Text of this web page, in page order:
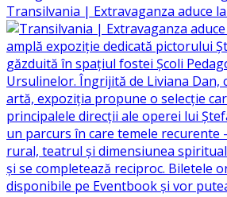
Transilvania | Extravaganza aduce